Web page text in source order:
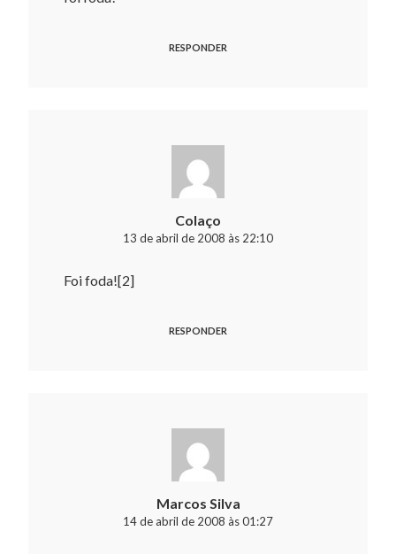
RESPONDER
Colaço
13 de abril de 2008 às 22:10
Foi foda![2]
RESPONDER
Marcos Silva
14 de abril de 2008 às 01:27